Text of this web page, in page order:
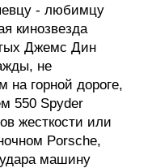
- любимцу
кинозвезда
Джемс Дин
не
на горной дороге,
550 Spyder
жесткости или
Porsche,
машину